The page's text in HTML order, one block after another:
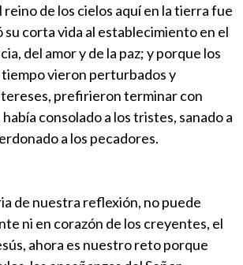
reino de los cielos aquí en la tierra fue
su corta vida al establecimiento en el
del amor y de la paz; y porque los
tiempo vieron perturbados y
prefirieron terminar con
consolado a los tristes, sanado a
a los pecadores.
de nuestra reflexión, no puede
ni en corazón de los creyentes, el
ahora es nuestro reto porque